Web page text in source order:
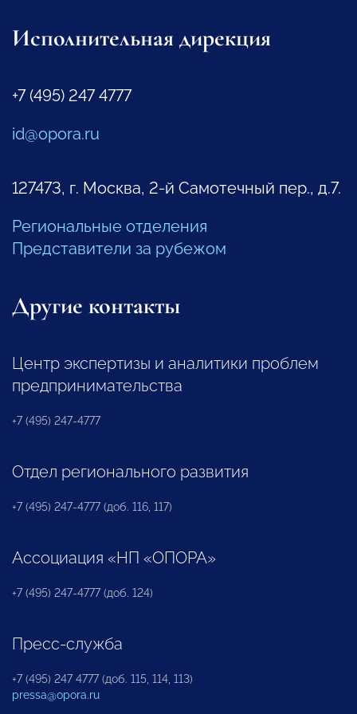
Исполнительная дирекция
+7 (495) 247 4777
id@opora.ru
127473, г. Москва, 2-й Самотечный пер., д.7.
Региональные отделения
Представители за рубежом
Другие контакты
Центр экспертизы и аналитики проблем
предпринимательства
+7 (495) 247-4777
Отдел регионального развития
+7 (495) 247-4777 (доб. 116, 117)
Ассоциация «НП «ОПОРА»
+7 (495) 247-4777 (доб. 124)
Пресс-служба
+7 (495) 247 4777 (доб. 115, 114, 113)
pressa@opora.ru